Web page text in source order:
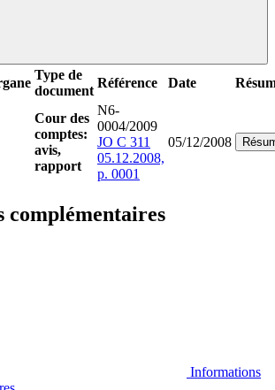
Type de
document
Référence Date
Cour des
comptes:
avis,
rapport
N6-
0004/2009
JO C 311
05.12.2008,
p. 0001
05/12/2008
Informations